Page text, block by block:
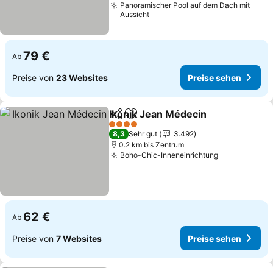
Panoramischer Pool auf dem Dach mit
Aussicht
Ab 79 €
Preise von 23 Websites Preise sehen
TeilenZu Favoriten hinzufügen
Ikonik Jean Médecin
4 Sterne
8,3 Sehr gut
3.492
0.2 km bis Zentrum
Boho-Chic-InneneinrichtungPreise
Ab 62 €
Preise von 7 Websites Preise sehen